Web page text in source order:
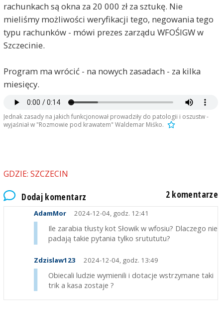
rachunkach są okna za 20 000 zł za sztukę. Nie
mieliśmy możliwości weryfikacji tego, negowania tego
typu rachunków - mówi prezes zarządu WFOŚIGW w
Szczecinie.
Program ma wrócić - na nowych zasadach - za kilka
miesięcy.
Jednak zasady na jakich funkcjonował prowadziły do patologii i oszustw -
wyjaśniał w "Rozmowie pod krawatem" Waldemar Miśko.
GDZIE: SZCZECIN
Dodaj komentarz 2 komentarze
AdamMor 2024-12-04, godz. 12:41
Ile zarabia tłusty kot Słowik w wfosiu? Dlaczego nie
padają takie pytania tylko srutututu?
Zdzislaw123 2024-12-04, godz. 13:49
Obiecali ludzie wymienili i dotacje wstrzymane taki
trik a kasa zostaje ?